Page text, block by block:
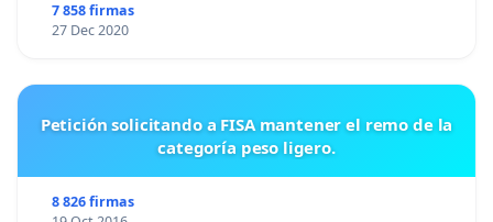
7 858 firmas
27 Dec 2020
Petición solicitando a FISA mantener el remo de la
categoría peso ligero.
8 826 firmas